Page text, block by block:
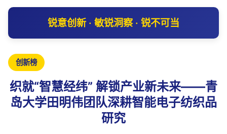
锐意创新 · 敏锐洞察 · 锐不可当
创新榜
织就“智慧经纬” 解锁产业新未来——青
岛大学田明伟团队深耕智能电子纺织品
研究